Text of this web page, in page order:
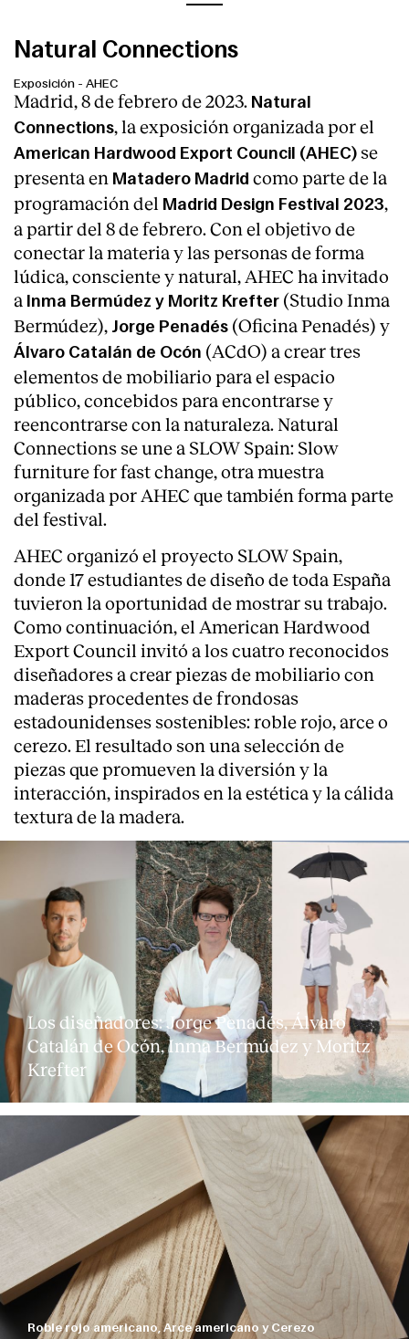
About
Natural Connections
Exposición - AHEC
Madrid, 8 de febrero de 2023. Natural
Connections, la exposición organizada por el
American Hardwood Export Council (AHEC) se
presenta en Matadero Madrid como parte de la
programación del Madrid Design Festival 2023,
a partir del 8 de febrero. Con el objetivo de
conectar la materia y las personas de forma
lúdica, consciente y natural, AHEC ha invitado
a Inma Bermúdez y Moritz Krefter (Studio Inma
Bermúdez), Jorge Penadés (Oficina Penadés) y
Álvaro Catalán de Ocón (ACdO) a crear tres
elementos de mobiliario para el espacio
público, concebidos para encontrarse y
reencontrarse con la naturaleza. Natural
Connections se une a SLOW Spain: Slow
furniture for fast change, otra muestra
organizada por AHEC que también forma parte
del festival.
AHEC organizó el proyecto SLOW Spain,
donde 17 estudiantes de diseño de toda España
tuvieron la oportunidad de mostrar su trabajo.
Como continuación, el American Hardwood
Export Council invitó a los cuatro reconocidos
diseñadores a crear piezas de mobiliario con
maderas procedentes de frondosas
estadounidenses sostenibles: roble rojo, arce o
cerezo. El resultado son una selección de
piezas que promueven la diversión y la
interacción, inspirados en la estética y la cálida
textura de la madera.
Los diseñadores: Jorge Penadés, Álvaro
Catalán de Ocón, Inma Bermúdez y Moritz
Krefter
Roble rojo americano, Arce americano y Cerezo